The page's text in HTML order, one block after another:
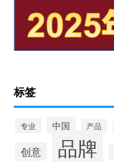
标签
专业 中国 产品
创意 品牌